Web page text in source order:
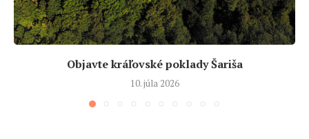
Objavte kráľovské poklady Šariša
10. júla 2026